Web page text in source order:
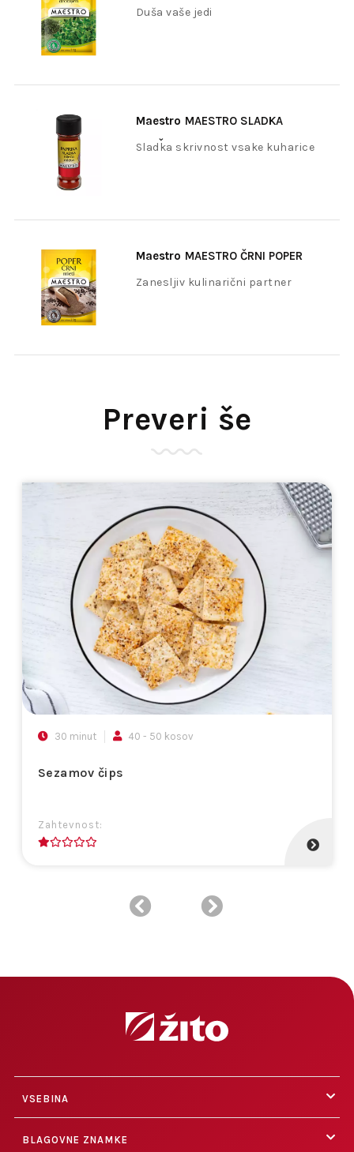
Duša vaše jedi
Maestro MAESTRO SLADKA
RDEČA PAPRIKA 45g
Sladka skrivnost vsake kuharice
Maestro MAESTRO ČRNI POPER
MLETI 20G
Zanesljiv kulinarični partner
Preveri še
Sezamov čips
Zahtevnost:
30 minut 40 - 50 kosov
VSEBINA
BLAGOVNE ZNAMKE